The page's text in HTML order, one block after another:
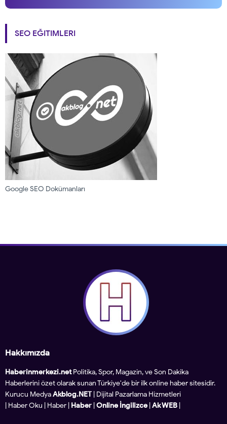
SEO EĞITIMLERI
Google SEO Dokümanları
Hakkımızda
Haberinmerkezi.netPolitika, Spor, Magazin, ve Son Dakika
Haberlerini özet olarak sunan Türkiye'de bir ilk online haber sitesidir.
Kurucu MedyaAkblog.NET | Dijital Pazarlama Hizmetleri
Haber Oku Haber Haber Online İngilizce Ak WEB